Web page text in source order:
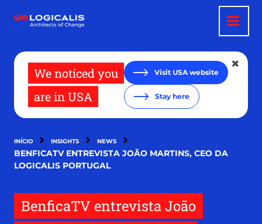
para
We noticed you
are in USA
Visit USA website
Stay here
INÍCIO INSIGHTS NEWS
BENFICATV ENTREVISTA JOÃO MARTINS, CEO DA
LOGICALIS PORTUGAL
BenficaTV entrevista João